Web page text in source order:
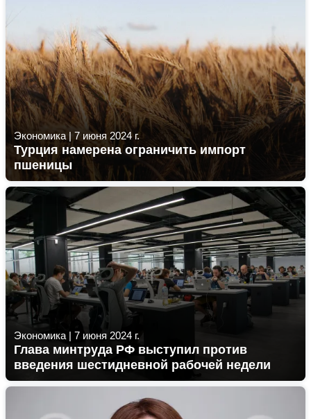
Экономика | 7 июня 2024 г.
Турция намерена ограничить импорт
пшеницы
Экономика | 7 июня 2024 г.
Глава минтруда РФ выступил против
введения шестидневной рабочей недели